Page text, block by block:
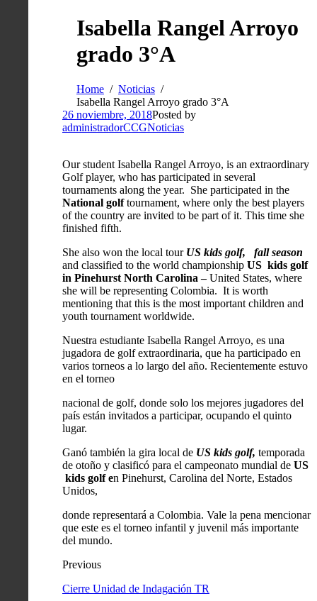
Isabella Rangel Arroyo
grado 3°A
Home
Noticias
Isabella Rangel Arroyo grado 3°A
26 noviembre, 2018Posted by
administradorCCGNoticias
Our student Isabella Rangel Arroyo, is an extraordinary
Golf player, who has participated in several
tournaments along the year. She participated in the
National golftournament, where only the best players
of the country are invited to be part of it. This time she
finished fifth.
She also won the local tour US kids golf, fall season
and classified to the world championship US kids golf
in Pinehurst North Carolina –United States, where
she will be representing Colombia. It is worth
mentioning that this is the most important children and
youth tournament worldwide.
Nuestra estudiante Isabella Rangel Arroyo, es una
jugadora de golf extraordinaria, que ha participado en
varios torneos a lo largo del año. Recientemente estuvo
en el torneo
nacional de golf, donde solo los mejores jugadores del
país están invitados a participar, ocupando el quinto
lugar.
Ganó también la gira local de US kids golf, temporada
de otoño y clasificó para el campeonato mundial de US
kids golf en Pinehurst, Carolina del Norte, Estados
Unidos,
donde representará a Colombia. Vale la pena mencionar
que este es el torneo infantil y juvenil más importante
del mundo.
Previous
Cierre Unidad de Indagación TR